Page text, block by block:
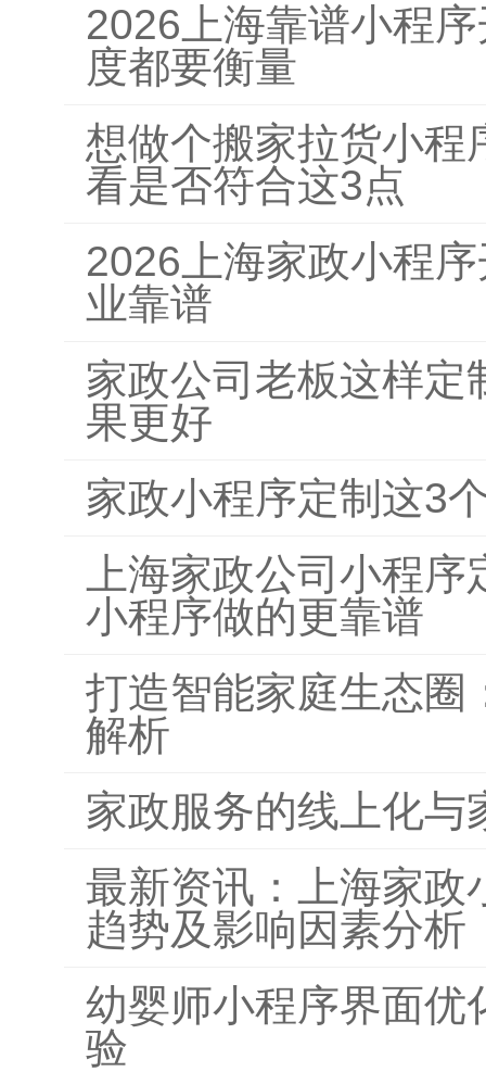
2026上海靠谱小程
度都要衡量
想做个搬家拉货小程
看是否符合这3点
2026上海家政小程
业靠谱
家政公司老板这样定
果更好
家政小程序定制这3
上海家政公司小程
小程序做的更靠谱
打造智能家庭生态圈
解析
家政服务的线上化与
最新资讯：上海家政
趋势及影响因素分析
幼婴师小程序界面优
验